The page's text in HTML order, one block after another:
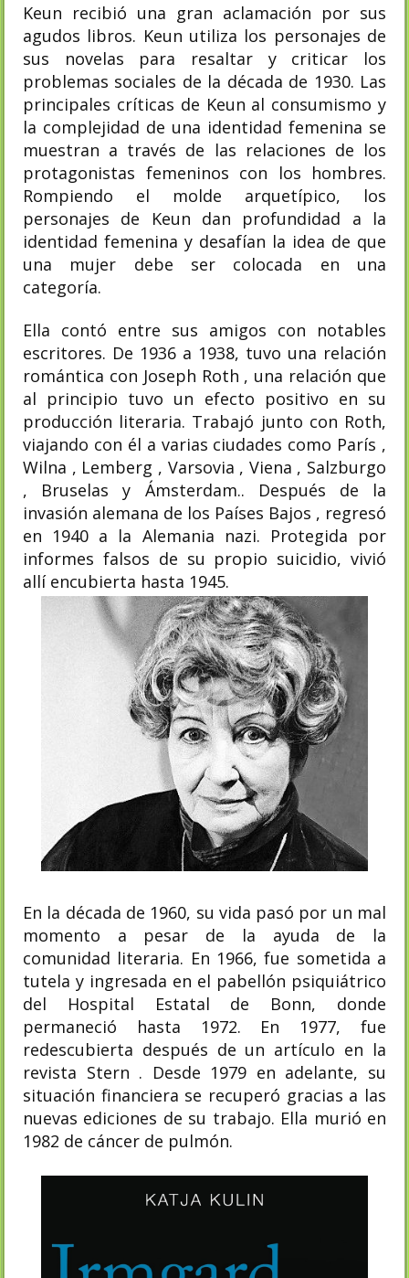
Keun recibió una gran aclamación por sus
agudos libros. Keun utiliza los personajes de
sus novelas para resaltar y criticar los
problemas sociales de la década de 1930. Las
principales críticas de Keun al consumismo y
la complejidad de una identidad femenina se
muestran a través de las relaciones de los
protagonistas femeninos con los hombres.
Rompiendo el molde arquetípico, los
personajes de Keun dan profundidad a la
identidad femenina y desafían la idea de que
una mujer debe ser colocada en una
categoría.
Ella contó entre sus amigos con notables
escritores. De 1936 a 1938, tuvo una relación
romántica con Joseph Roth , una relación que
al principio tuvo un efecto positivo en su
producción literaria. Trabajó junto con Roth,
viajando con él a varias ciudades como París ,
Wilna , Lemberg , Varsovia , Viena , Salzburgo
, Bruselas y Ámsterdam.. Después de la
invasión alemana de los Países Bajos , regresó
en 1940 a la Alemania nazi. Protegida por
informes falsos de su propio suicidio, vivió
allí encubierta hasta 1945.
En la década de 1960, su vida pasó por un mal
momento a pesar de la ayuda de la
comunidad literaria. En 1966, fue sometida a
tutela y ingresada en el pabellón psiquiátrico
del Hospital Estatal de Bonn, donde
permaneció hasta 1972. En 1977, fue
redescubierta después de un artículo en la
revista Stern . Desde 1979 en adelante, su
situación financiera se recuperó gracias a las
nuevas ediciones de su trabajo. Ella murió en
1982 de cáncer de pulmón.